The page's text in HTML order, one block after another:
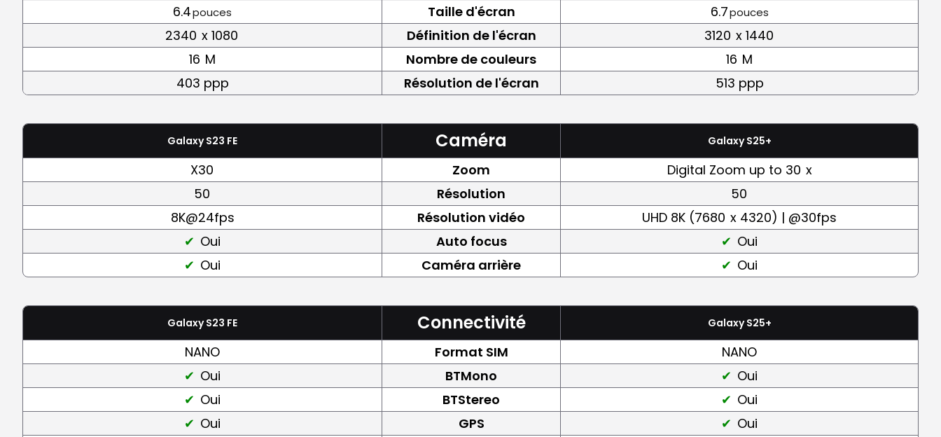
6.4pouces Taille d'écran 6.7pouces
2340 x 1080 Définition de l'écran 3120 x 1440
16 M Nombre de couleurs 16 M
403 ppp
Résolution de l'écran 513 ppp
Galaxy S23 FE Caméra Galaxy S25+
X30 Zoom Digital Zoom up to 30 x
50
Résolution
50
8K@24fps
Résolution vidéo UHD 8K (7680 x 4320) | @30fps
Oui
Auto focus
Oui
Oui
Caméra arrière Oui
Galaxy S23 FE Connectivité Galaxy S25+
NANO Format SIM
NANO
Oui
BTMono
Oui
Oui
BTStereo
Oui
Oui
GPS
Oui